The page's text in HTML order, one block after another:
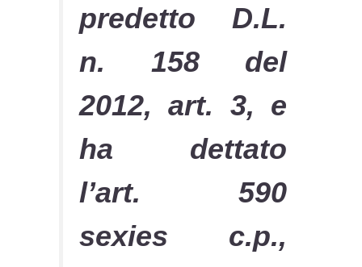
predetto D.L.
n. 158 del
2012, art. 3, e
ha dettato
l’art. 590
sexies c.p.,